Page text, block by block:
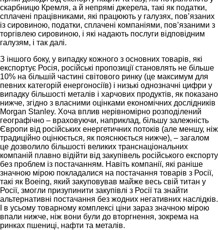
скарбницю Кремля, а й непрямі джерела, такі як податки,
сплачені працівниками, які працюють у галузях, пов’язаних
із сировиною, податки, сплачені компаніями, пов’язаними з
торгівлею сировиною, і які надають послуги відповідним
галузям, і так далі.
З іншого боку, у випадку кожного з основних товарів, які
експортує Росія, російські пропозиції становлять не більше
10% на більшій частині світового ринку (це максимум для
певних категорій енергоносіїв) і низькі однозначні цифри у
випадку більшості металів і харчових продуктів, як показано
нижче, згідно з власними оцінками економічних дослідників
Morgan Stanley. Хоча вплив нерівномірно розподілений
географічно – враховуючи, наприклад, більшу залежність
Європи від російських енергетичних потоків (але меншу, ніж
традиційно оцінюється, як пояснюється нижче), – загалом
це дозволило більшості великих транснаціональних
компаній плавно відійти від закупівель російського експорту
без проблем із постачанням. Навіть компанії, які раніше
значною мірою покладалися на постачання товарів з Росії,
такі як Boeing, який закуповував майже весь свій титан у
Росії, змогли призупинити закупівлі з Росії та знайти
альтернативні постачання без жодних негативних наслідків.
І в усьому товарному комплексі ціни зараз значною мірою
впали нижче, ніж вони були до вторгнення, зокрема на
ринках пшениці, нафти та металів.